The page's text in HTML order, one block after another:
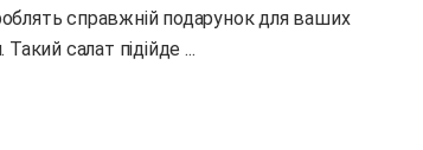
справжній подарунок для ваших
салат підійде ...